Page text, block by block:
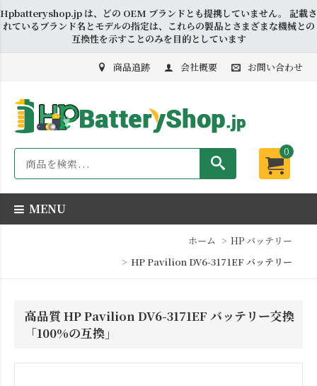
Hpbatteryshop.jp は、どの OEM ブランドとも提携していません。 記載さ
れているブランド名とモデルの指定は、これらの製品とさまざまな機械との
互換性を示すことのみを目的としています
商品追跡 会社概要 お問い合わせ
0
MENU
ホーム
HP バッテリー
HP Pavilion DV6-3171EF バッテリー
高品質 HP Pavilion DV6-3171EF バッテリー交換
「100%の互換」